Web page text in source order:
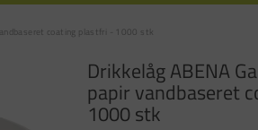
coating plastfri - 1000 stk
Drikkelåg ABENA
papir vandbaseret
1000 stk